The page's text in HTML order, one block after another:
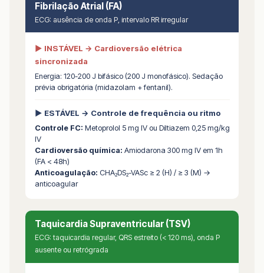
Fibrilação Atrial (FA)
ECG: ausência de onda P, intervalo RR irregular
▶ INSTÁVEL → Cardioversão elétrica
sincronizada
Energia: 120-200 J bifásico (200 J monofásico). Sedação
prévia obrigatória (midazolam + fentanil).
▶ ESTÁVEL → Controle de frequência ou ritmo
Controle FC: Metoprolol 5 mg IV ou Diltiazem 0,25 mg/kg
IV
Cardioversão química: Amiodarona 300 mg IV em 1h
(FA < 48h)
Anticoagulação: CHA₂DS₂-VASc ≥ 2 (H) / ≥ 3 (M) →
anticoagular
Taquicardia Supraventricular (TSV)
ECG: taquicardia regular, QRS estreito (< 120 ms), onda P
ausente ou retrógrada